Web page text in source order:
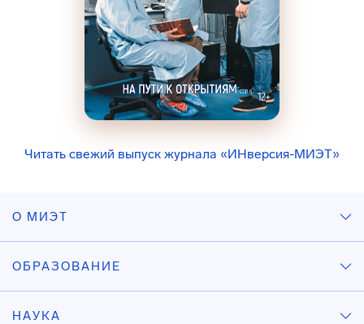
Читать свежий выпуск журнала «ИНверсия-МИЭТ»
О МИЭТ
ОБРАЗОВАНИЕ
НАУКА